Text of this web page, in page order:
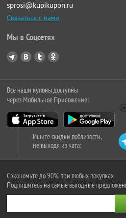
sprosi@kupikupon.ru
Связаться с нами
Мы в Соцсетях
Все наши купоны доступны
через Мобильное Приложение:
Ищите скидки поблизости,
не выходя из чата:
Сэкономьте до 90% при любых покупках
Подпишитесь на самые выгодные